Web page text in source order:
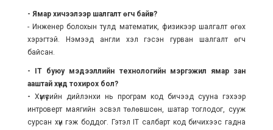
- Ямар хичээлээр шалгалт өгч байв?
- Инженер болохын тулд математик, физикээр шалгалт өгөх
хэрэгтэй. Нэмээд англи хэл гэсэн гурван шалгалт өгч
байсан.
- IT буюу мэдээллийн технологийн мэргэжил ямар зан
ааштай хүнд тохирох бол?
- Хүмүүсийн дийлэнхи нь програм код бичээд сууна гэхээр
интроверт маягийн эсвэл төлөвшсөн, шатар тоглодог, сууж
сурсан хүн гэж боддог. Гэтэл IT салбарт код бичихээс гадна